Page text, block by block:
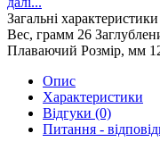
Загальні характеристики
Вес, грамм 26
Плаваючий Розмір, мм
Опис
Характеристики
Відгуки (0)
Питання -